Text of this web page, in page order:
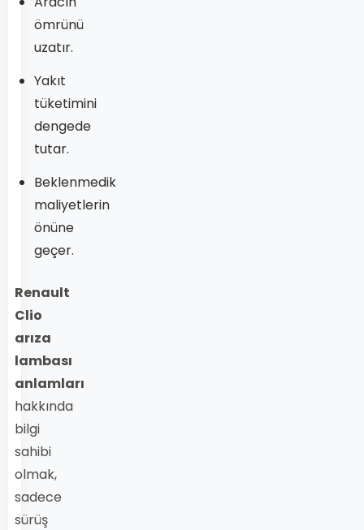
ömrünü
uzatır.
Yakıt
tüketimini
dengede
tutar.
Beklenmedik
maliyetlerin
önüne
geçer.
Renault
Clio
arıza
lambası
anlamları
hakkında
bilgi
sahibi
olmak,
sadece
sürüş